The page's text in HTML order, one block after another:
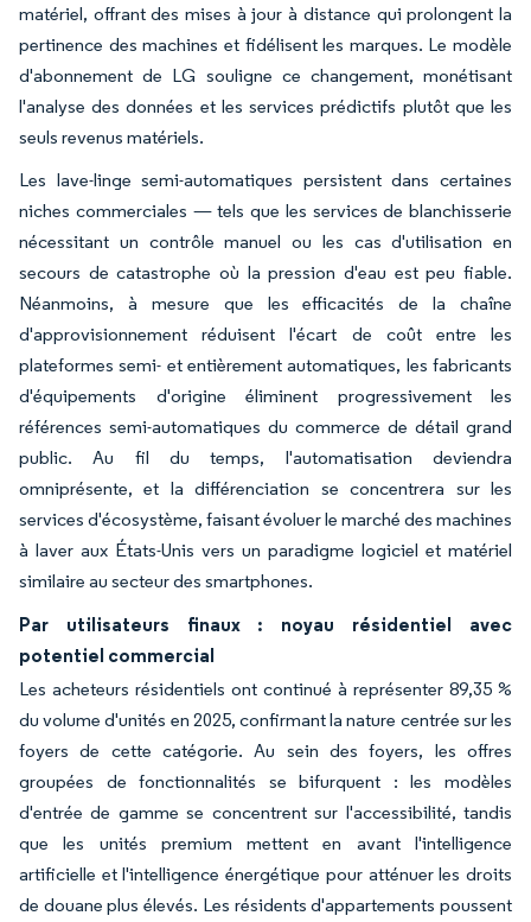
matériel, offrant des mises à jour à distance qui prolongent la
pertinence des machines et fidélisent les marques. Le modèle
d'abonnement de LG souligne ce changement, monétisant
l'analyse des données et les services prédictifs plutôt que les
seuls revenus matériels.
Les lave-linge semi-automatiques persistent dans certaines
niches commerciales — tels que les services de blanchisserie
nécessitant un contrôle manuel ou les cas d'utilisation en
secours de catastrophe où la pression d'eau est peu fiable.
Néanmoins, à mesure que les efficacités de la chaîne
d'approvisionnement réduisent l'écart de coût entre les
plateformes semi- et entièrement automatiques, les fabricants
d'équipements d'origine éliminent progressivement les
références semi-automatiques du commerce de détail grand
public. Au fil du temps, l'automatisation deviendra
omniprésente, et la différenciation se concentrera sur les
services d'écosystème, faisant évoluer le marché des machines
à laver aux États-Unis vers un paradigme logiciel et matériel
similaire au secteur des smartphones.
Par utilisateurs finaux : noyau résidentiel avec
potentiel commercial
Les acheteurs résidentiels ont continué à représenter 89,35 %
du volume d'unités en 2025, confirmant la nature centrée sur les
foyers de cette catégorie. Au sein des foyers, les offres
groupées de fonctionnalités se bifurquent : les modèles
d'entrée de gamme se concentrent sur l'accessibilité, tandis
que les unités premium mettent en avant l'intelligence
artificielle et l'intelligence énergétique pour atténuer les droits
de douane plus élevés. Les résidents d'appartements poussent